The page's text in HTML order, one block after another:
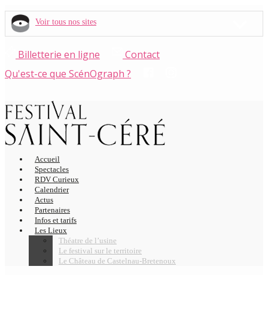
Voir tous nos sites
Billetterie en ligne
Contact
Qu'est-ce que ScénOgraph ?
Accueil
Spectacles
RDV Curieux
Calendrier
Actus
Partenaires
Infos et tarifs
Les Lieux
Théatre de l’usine
Le festival sur le territoire
Le Château de Castelnau-Bretenoux